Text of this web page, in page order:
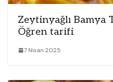
Zeytinyağlı Bamya
Öğren tarifi
7 Nisan 2025